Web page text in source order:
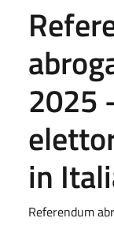
2025
in
Referendum